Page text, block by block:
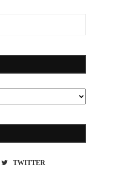
นด์
ข้อควรทำ&อย่าหาทำ!เมื่อเติมลมย
ใหญ่”
TWITTER